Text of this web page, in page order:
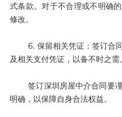
式条款。对于不合理或不明确
修改。
6. 保留相关凭证：签订合同
及相关支付凭证，以备不时之需
签订深圳房屋中介合同要谨
明确，以保障自身合法权益。